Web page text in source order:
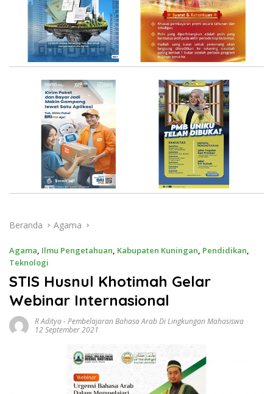
Beranda Agama
Agama, Ilmu Pengetahuan, Kabupaten Kuningan, Pendidikan,
Teknologi
STIS Husnul Khotimah Gelar
Webinar Internasional
R Aditya-Pembelajaran Bahasa Arab Di Lingkungan Mahasiswa
12 September 2021